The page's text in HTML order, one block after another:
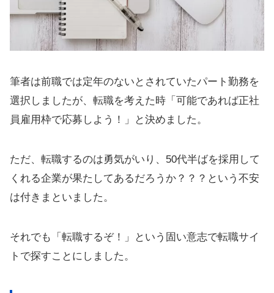
筆者は前職では定年のないとされていたパート勤務を
選択しましたが、転職を考えた時「可能であれば正社
員雇用枠で応募しよう！」と決めました。
ただ、転職するのは勇気がいり、50代半ばを採用して
くれる企業が果たしてあるだろうか？？？という不安
は付きまといました。
それでも「転職するぞ！」という固い意志で転職サイ
トで探すことにしました。